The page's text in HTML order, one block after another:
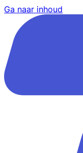
Ga naar inhoud